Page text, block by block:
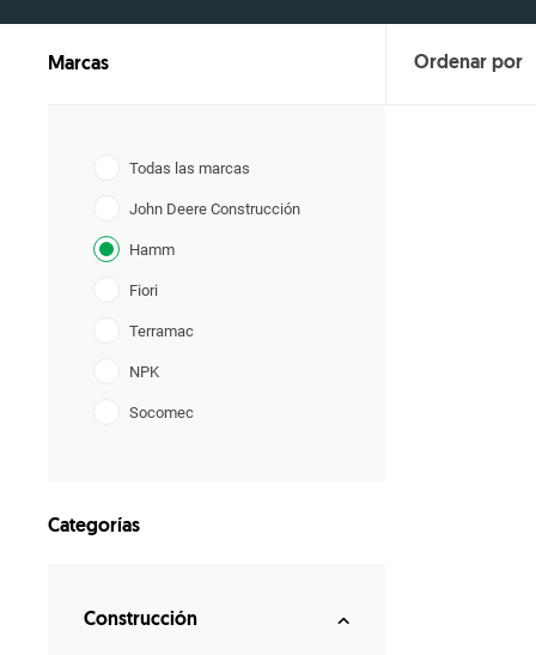
Marcas
Todas las marcas
John Deere Construcción
Hamm
Fiori
Terramac
NPK
Socomec
Categorías
Construcción